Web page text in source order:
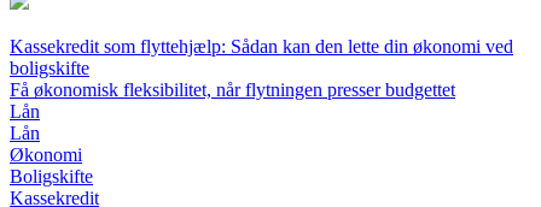
Kassekredit som flyttehjælp: Sådan kan den lette din økonomi ved
boligskifte
Få økonomisk fleksibilitet, når flytningen presser budgettet
Lån
Lån
Økonomi
Boligskifte
Kassekredit